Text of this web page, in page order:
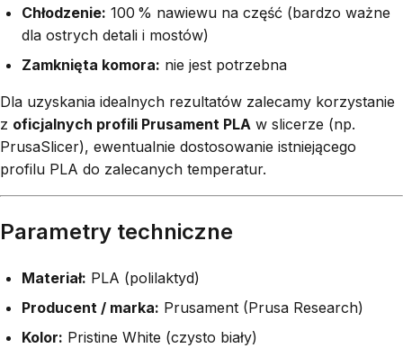
Chłodzenie: 100 % nawiewu na część (bardzo ważne
dla ostrych detali i mostów)
Zamknięta komora: nie jest potrzebna
Dla uzyskania idealnych rezultatów zalecamy korzystanie
z oficjalnych profili Prusament PLA w slicerze (np.
PrusaSlicer), ewentualnie dostosowanie istniejącego
profilu PLA do zalecanych temperatur.
Parametry techniczne
Materiał: PLA (polilaktyd)
Producent / marka: Prusament (Prusa Research)
Kolor: Pristine White (czysto biały)